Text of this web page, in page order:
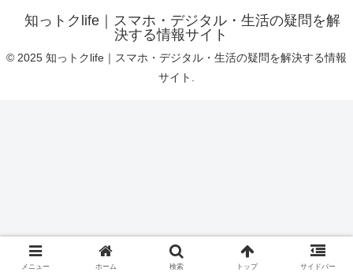
知っトクlife｜スマホ・デジタル・生活の疑問を解
決する情報サイト
© 2025 知っトクlife｜スマホ・デジタル・生活の疑問を解決する情報
サイト.
メニュー ホーム 検索 トップ サイドバー